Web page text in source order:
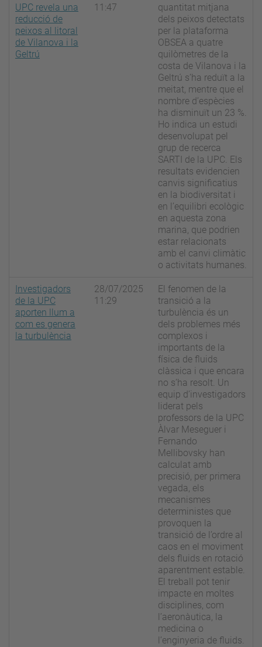
UPC revela una
reducció de
peixos al litoral
de Vilanova i la
Geltrú
11:47
quantitat mitjana
dels peixos detectats
per la plataforma
OBSEA a quatre
quilòmetres de la
costa de Vilanova i la
Geltrú s’ha reduït a la
meitat, mentre que el
nombre d’espècies
ha disminuït un 23 %.
Ho indica un estudi
desenvolupat pel
grup de recerca
SARTI de la UPC. Els
resultats evidencien
canvis significatius
en la biodiversitat i
en l’equilibri ecològic
en aquesta zona
marina, que podrien
estar relacionats
amb el canvi climàtic
o activitats humanes.
Investigadors
de la UPC
aporten llum a
com es genera
la turbulència
28/07/2025
11:29
El fenomen de la
transició a la
turbulència és un
dels problemes més
complexos i
importants de la
física de fluids
clàssica i que encara
no s’ha resolt. Un
equip d’investigadors
liderat pels
professors de la UPC
Àlvar Meseguer i
Fernando
Mellibovsky han
calculat amb
precisió, per primera
vegada, els
mecanismes
deterministes que
provoquen la
transició de l’ordre al
caos en el moviment
dels fluids en rotació
aparentment estable.
El treball pot tenir
impacte en moltes
disciplines, com
l’aeronàutica, la
medicina o
l’enginyeria de fluids.